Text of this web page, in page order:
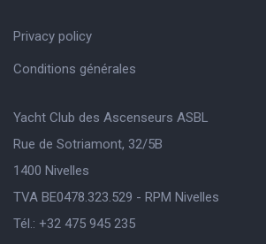
Privacy policy
Conditions générales
Yacht Club des Ascenseurs ASBL
Rue de Sotriamont, 32/5B
1400 Nivelles
TVA BE0478.323.529 - RPM Nivelles
Tél.: +32 475 945 235